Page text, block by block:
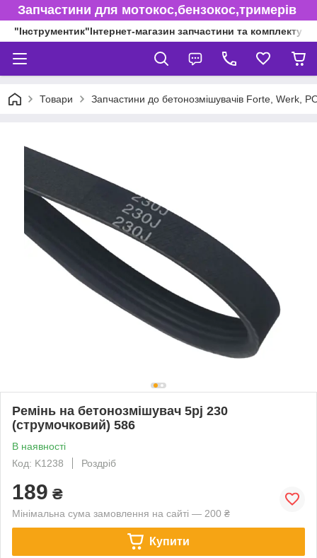
Запчастини для мотокос,бензокос,тримерів
"Інструментик"Інтернет-магазин запчастини та
Товари Запчастини до бетонозмішувачів Forte, Werk,
Ремінь на бетонозмішувач 5pj 230
(струмочковий) 586
В наявності
Код: K1238
Роздріб
189 ₴
Мінімальна сума замовлення на сайті — 200 ₴
Купити